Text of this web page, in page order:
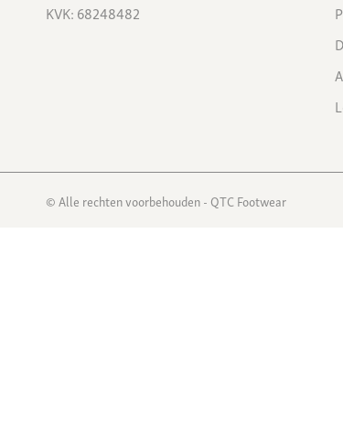
KVK: 68248482
© Alle rechten voorbehouden - QTC Footwear